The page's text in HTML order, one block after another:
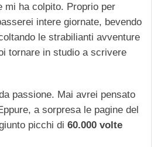
mi ha colpito. Proprio per
intere giornate, bevendo
le strabilianti avventure
tornare in studio a scrivere
passione. Mai avrei pensato
a sorpresa le pagine del
picchi di 60.000 volte